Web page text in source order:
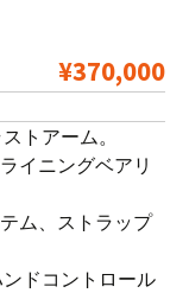
¥370,000
トアーム。
イニングベアリ
ム、ストラップ
ドコントロール